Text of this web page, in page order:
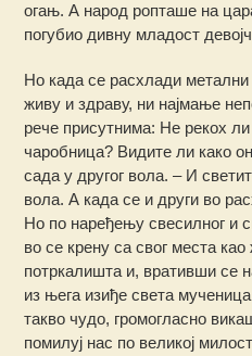
огањ. А народ ропташе на
погубио дивну младост
Но када се расхлади
живу и здраву, ни најмање
рече присутнима: Не рекох ли
чаробница? Видите ли како
сада у другог вола. – И
вола. А када се и други во
Но по наређењу свесилног и
во се крену са свог места
потркалишта и, вративши се
из њега изиђе света
такво чудо, громогласно
помилуј нас по великој